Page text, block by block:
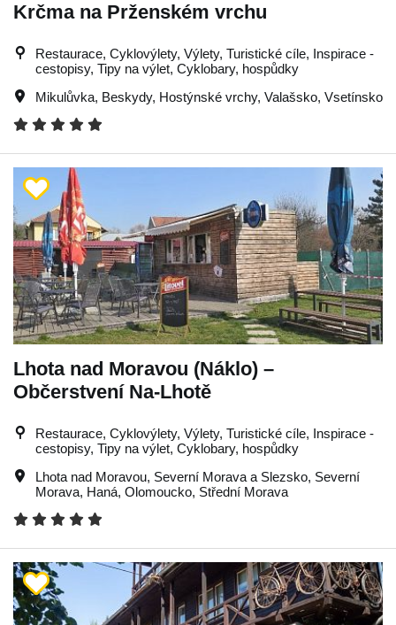
Krčma na Prženském vrchu
Restaurace, Cyklovýlety, Výlety, Turistické cíle, Inspirace -
cestopisy, Tipy na výlet, Cyklobary, hospůdky
Mikulůvka, Beskydy, Hostýnské vrchy, Valašsko, Vsetínsko
Lhota nad Moravou (Náklo) –
Občerstvení Na-Lhotě
Restaurace, Cyklovýlety, Výlety, Turistické cíle, Inspirace -
cestopisy, Tipy na výlet, Cyklobary, hospůdky
Lhota nad Moravou, Severní Morava a Slezsko, Severní
Morava, Haná, Olomoucko, Střední Morava